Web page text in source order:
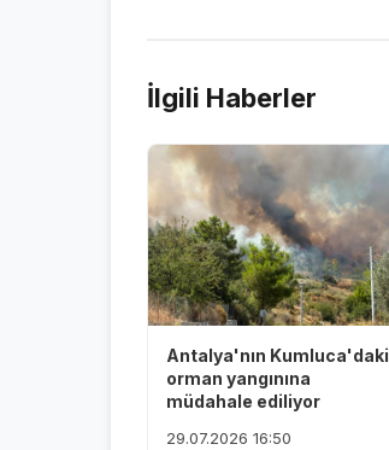
İlgili Haberler
Antalya'nın Kumluca'daki
orman yangınına
müdahale ediliyor
29.07.2026 16:50